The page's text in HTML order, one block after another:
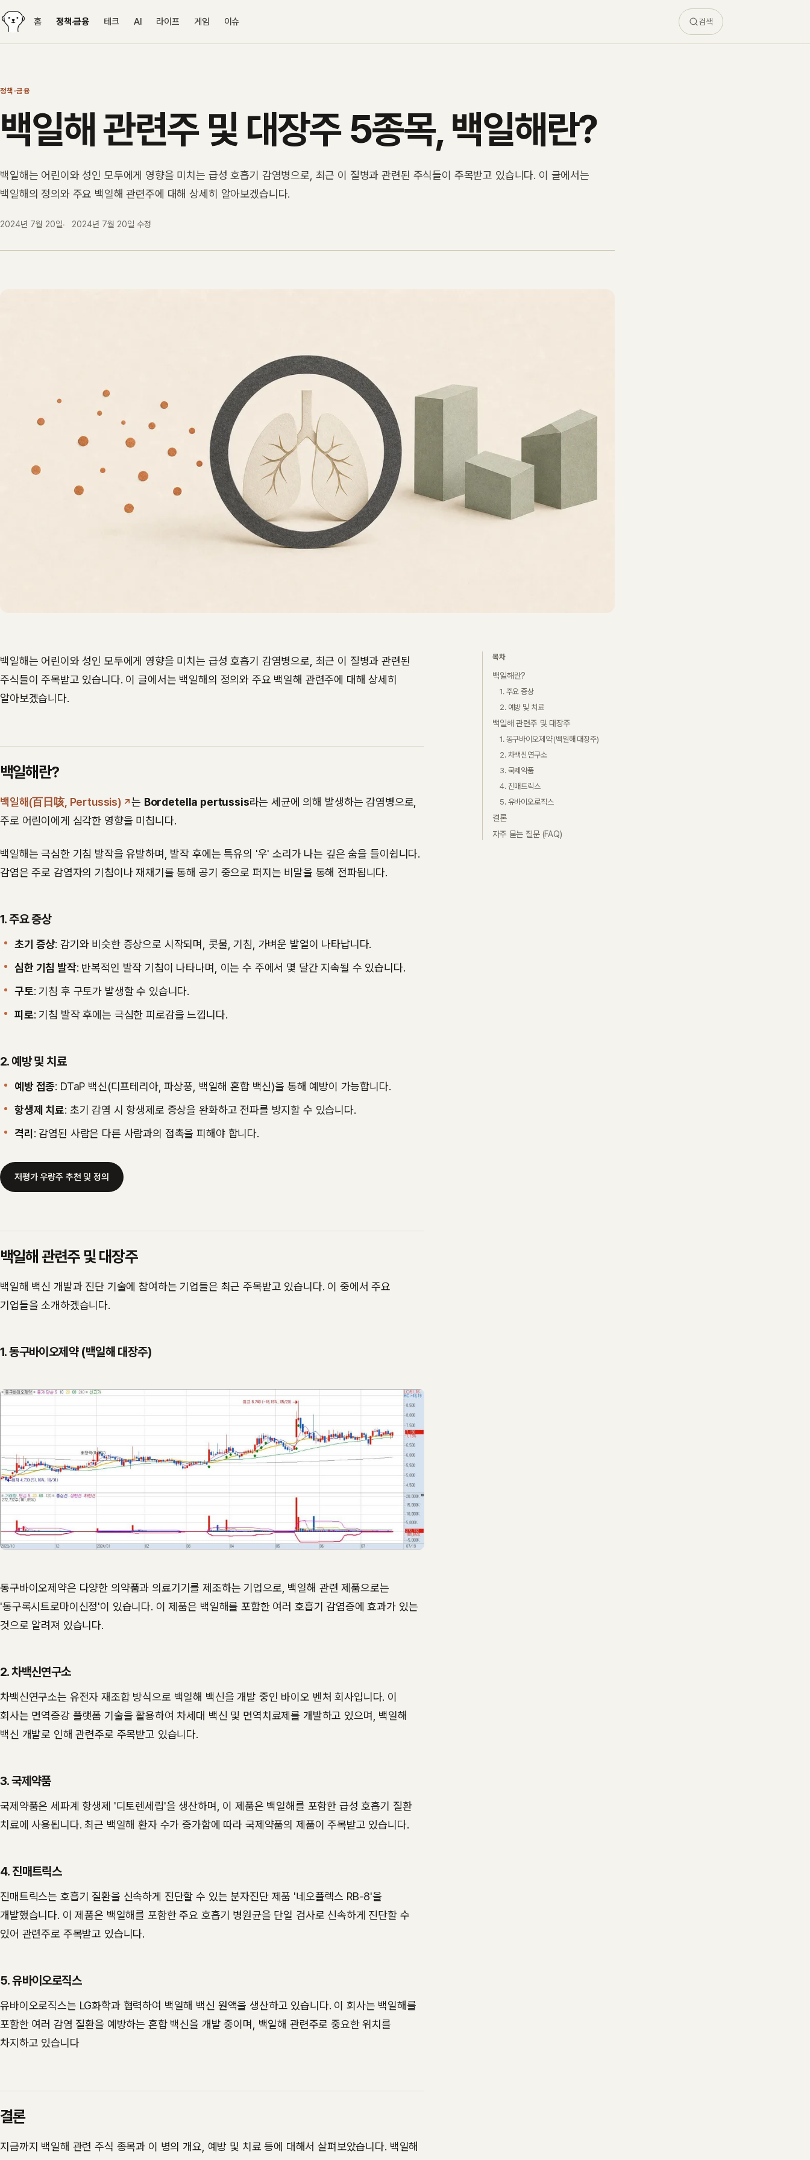
홈 정책·금융 테크 AI 라이프 게임 이슈 검색
정책·금융
백일해 관련주 및 대장주 5종목, 백일해란?
백일해는 어린이와 성인 모두에게 영향을 미치는 급성 호흡기 감염병으로, 최근 이 질병과 관련된 주식들이 주목받고 있습니다. 이 글에서는
백일해의 정의와 주요 백일해 관련주에 대해 상세히 알아보겠습니다.
2024년 7월 20일 2024년 7월 20일 수정
백일해는 어린이와 성인 모두에게 영향을 미치는 급성 호흡기 감염병으로, 최근 이 질병과 관련된
주식들이 주목받고 있습니다. 이 글에서는 백일해의 정의와 주요 백일해 관련주에 대해 상세히
알아보겠습니다.
백일해란?
백일해(百日咳, Pertussis) 는 Bordetella pertussis라는 세균에 의해 발생하는 감염병으로,
주로 어린이에게 심각한 영향을 미칩니다.
백일해는 극심한 기침 발작을 유발하며, 발작 후에는 특유의 '우' 소리가 나는 깊은 숨을 들이쉽니다.
감염은 주로 감염자의 기침이나 재채기를 통해 공기 중으로 퍼지는 비말을 통해 전파됩니다.
1. 주요 증상
초기 증상: 감기와 비슷한 증상으로 시작되며, 콧물, 기침, 가벼운 발열이 나타납니다.
심한 기침 발작: 반복적인 발작 기침이 나타나며, 이는 수 주에서 몇 달간 지속될 수 있습니다.
구토: 기침 후 구토가 발생할 수 있습니다.
피로: 기침 발작 후에는 극심한 피로감을 느낍니다.
2. 예방 및 치료
예방 접종: DTaP 백신(디프테리아, 파상풍, 백일해 혼합 백신)을 통해 예방이 가능합니다.
항생제 치료: 초기 감염 시 항생제로 증상을 완화하고 전파를 방지할 수 있습니다.
격리 : 감염된 사람은 다른 사람과의 접촉을 피해야 합니다.
저평가 우량주 추천 및 정의
백일해 관련주 및 대장주
백일해 백신 개발과 진단 기술에 참여하는 기업들은 최근 주목받고 있습니다. 이 중에서 주요
기업들을 소개하겠습니다.
1. 동구바이오제약 (백일해 대장주)
동구바이오제약은 다양한 의약품과 의료기기를 제조하는 기업으로, 백일해 관련 제품으로는
'동구록시트로마이신정'이 있습니다. 이 제품은 백일해를 포함한 여러 호흡기 감염증에 효과가 있는
것으로 알려져 있습니다.
2. 차백신연구소
차백신연구소는 유전자 재조합 방식으로 백일해 백신을 개발 중인 바이오 벤처 회사입니다. 이
회사는 면역증강 플랫폼 기술을 활용하여 차세대 백신 및 면역치료제를 개발하고 있으며, 백일해
백신 개발로 인해 관련주로 주목받고 있습니다​.
3. 국제약품
국제약품은 세파계 항생제 '디토렌세립'을 생산하며, 이 제품은 백일해를 포함한 급성 호흡기 질환
치료에 사용됩니다. 최근 백일해 환자 수가 증가함에 따라 국제약품의 제품이 주목받고 있습니다​.
4. 진매트릭스
진매트릭스는 호흡기 질환을 신속하게 진단할 수 있는 분자진단 제품 '네오플렉스 RB-8'을
개발했습니다. 이 제품은 백일해를 포함한 주요 호흡기 병원균을 단일 검사로 신속하게 진단할 수
있어 관련주로 주목받고 있습니다​.
5. 유바이오로직스
유바이오로직스는 LG화학과 협력하여 백일해 백신 원액을 생산하고 있습니다. 이 회사는 백일해를
포함한 여러 감염 질환을 예방하는 혼합 백신을 개발 중이며, 백일해 관련주로 중요한 위치를
차지하고 있습니다​
결론
지금까지 백일해 관련 주식 종목과 이 병의 개요, 예방 및 치료 등에 대해서 살펴보았습니다. 백일해
목차
백일해란?
1. 주요 증상
2. 예방 및 치료
백일해 관련주 및 대장주
1. 동구바이오제약 (백일해 대장주)
2. 차백신연구소
3. 국제약품
4. 진매트릭스
5. 유바이오로직스
결론
자주 묻는 질문 (FAQ)